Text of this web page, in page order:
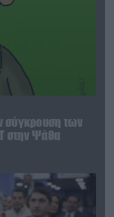
σύγκρουση των
στην Ψάθα